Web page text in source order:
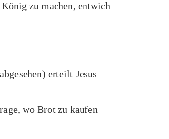
zu machen, entwich
erteilt Jesus
wo Brot zu kaufen